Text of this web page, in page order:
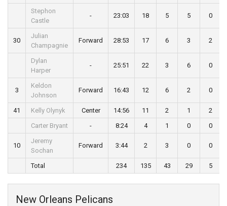
Stephon
Castle
- 23:03 18 5 5 0
30
Julian
Champagnie
Forward 28:53 17 6 3 2
Dylan
Harper
- 25:51 22 3 6 0
3
Keldon
Johnson
Forward 16:43 12 6 2 0
41 Kelly Olynyk Center 14:56 11 2 1
2
Carter Bryant
- 8:24 4 1 0 0
10
Jeremy
Sochan
Forward 3:44 2 3 0 0
Total 234 135 43 29 5
New Orleans Pelicans